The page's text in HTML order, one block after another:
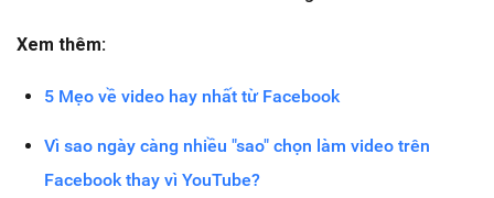
Xem thêm:
5 Mẹo về video hay nhất từ ​​Facebook
Vì sao ngày càng nhiều "sao" chọn làm video trên
Facebook thay vì YouTube?